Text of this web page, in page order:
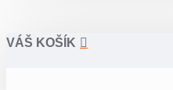
VÁŠ KOŠÍK